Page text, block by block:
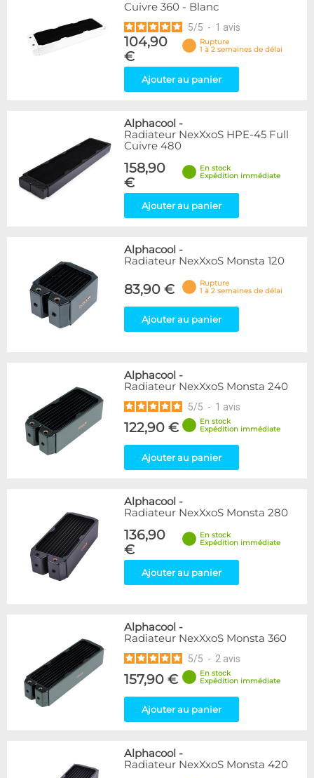
Cuivre 360 - Blanc
5/5 - 1 avis
104,90
€
Rupture
1 à 2 semaines de délai
Ajouter au panier
Alphacool -
Radiateur NexXxoS HPE-45 Full
Cuivre 480
158,90
€
En stock
Expédition immédiate
Ajouter au panier
Alphacool -
Radiateur NexXxoS Monsta 120
83,90 €
Rupture
1 à 2 semaines de délai
Ajouter au panier
Alphacool -
Radiateur NexXxoS Monsta 240
5/5 - 1 avis
122,90 €
En stock
Expédition immédiate
Ajouter au panier
Alphacool -
Radiateur NexXxoS Monsta 280
136,90
€
En stock
Expédition immédiate
Ajouter au panier
Alphacool -
Radiateur NexXxoS Monsta 360
5/5 - 2 avis
157,90 €
En stock
Expédition immédiate
Ajouter au panier
Alphacool -
Radiateur NexXxoS Monsta 420